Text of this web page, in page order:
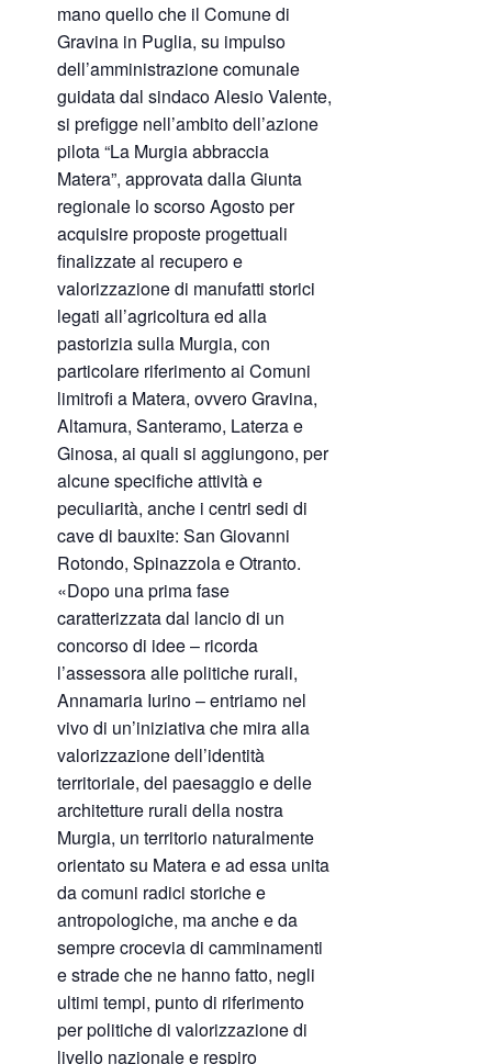
mano quello che il Comune di
Gravina in Puglia, su impulso
dell’amministrazione comunale
guidata dal sindaco Alesio Valente,
si prefigge nell’ambito dell’azione
pilota “La Murgia abbraccia
Matera”, approvata dalla Giunta
regionale lo scorso Agosto per
acquisire proposte progettuali
finalizzate al recupero e
valorizzazione di manufatti storici
legati all’agricoltura ed alla
pastorizia sulla Murgia, con
particolare riferimento ai Comuni
limitrofi a Matera, ovvero Gravina,
Altamura, Santeramo, Laterza e
Ginosa, ai quali si aggiungono, per
alcune specifiche attività e
peculiarità, anche i centri sedi di
cave di bauxite: San Giovanni
Rotondo, Spinazzola e Otranto.
«Dopo una prima fase
caratterizzata dal lancio di un
concorso di idee – ricorda
l’assessora alle politiche rurali,
Annamaria Iurino – entriamo nel
vivo di un’iniziativa che mira alla
valorizzazione dell’identità
territoriale, del paesaggio e delle
architetture rurali della nostra
Murgia, un territorio naturalmente
orientato su Matera e ad essa unita
da comuni radici storiche e
antropologiche, ma anche e da
sempre crocevia di camminamenti
e strade che ne hanno fatto, negli
ultimi tempi, punto di riferimento
per politiche di valorizzazione di
livello nazionale e respiro